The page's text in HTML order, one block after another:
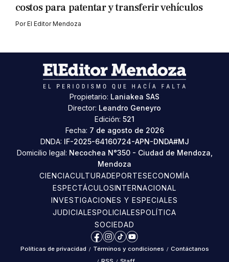
costos para patentar y transferir vehículos
PorEl Editor Mendoza
Propietario: Laniakea SAS
Director: Leandro Geneyro
Edición: 521
Fecha: 7 de agosto de 2026
DNDA: IF-2025-64160724-APN-DNDA#MJ
Domicilio legal: Necochea N°350 - Ciudad de Mendoza,
Mendoza
CIENCIACULTURADEPORTESECONOMÍA
ESPECTÁCULOSINTERNACIONAL
INVESTIGACIONES Y ESPECIALES
JUDICIALESPOLICIALESPOLÍTICA
SOCIEDAD
Facebook
Instagram
TikTokYouTube
Políticas de privacidad / Términos y condiciones / Contáctanos